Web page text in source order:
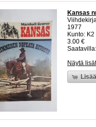
Kansas
1977
Kunto:
3.00 €
Näytä